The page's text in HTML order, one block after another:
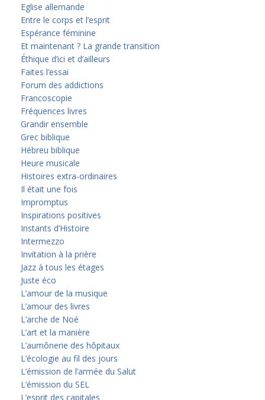
Eglise allemande
Entre le corps et l’esprit
Espérance féminine
Et maintenant ? La grande transition
Éthique d’ici et d’ailleurs
Faites l’essai
Forum des addictions
Francoscopie
Fréquences livres
Grandir ensemble
Grec biblique
Hébreu biblique
Heure musicale
Histoires extra-ordinaires
Il était une fois
Impromptus
Inspirations positives
Instants d’Histoire
Intermezzo
Invitation à la prière
Jazz à tous les étages
Juste éco
L’amour de la musique
L’amour des livres
L’arche de Noé
L’art et la manière
L’aumônerie des hôpitaux
L’écologie au fil des jours
L’émission de l’armée du Salut
L’émission du SEL
L’esprit des capitales